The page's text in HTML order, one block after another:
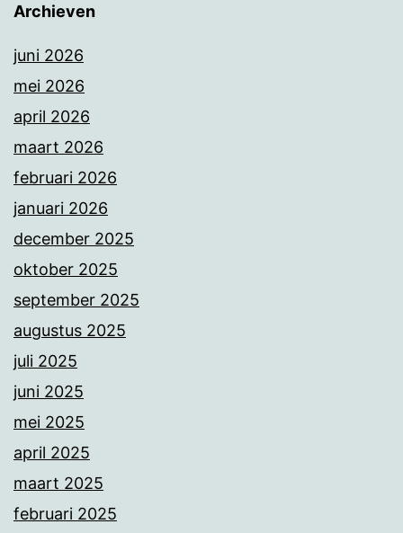
Archieven
juni 2026
mei 2026
april 2026
maart 2026
februari 2026
januari 2026
december 2025
oktober 2025
september 2025
augustus 2025
juli 2025
juni 2025
mei 2025
april 2025
maart 2025
februari 2025